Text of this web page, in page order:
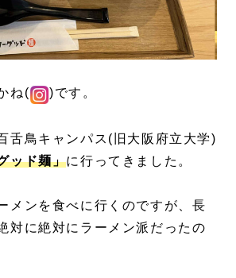
ね( )です。
舌鳥キャンパス(旧大阪府立大学)
ッド麺」に行ってきました。
メンを食べに行くのですが、長
対に絶対にラーメン派だったの